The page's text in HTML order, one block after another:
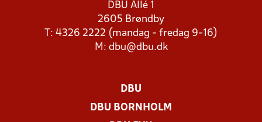
DBU Allé 1
2605 Brøndby
T: 4326 2222 (mandag - fredag 9-16)
M: dbu@dbu.dk
DBU
DBU BORNHOLM